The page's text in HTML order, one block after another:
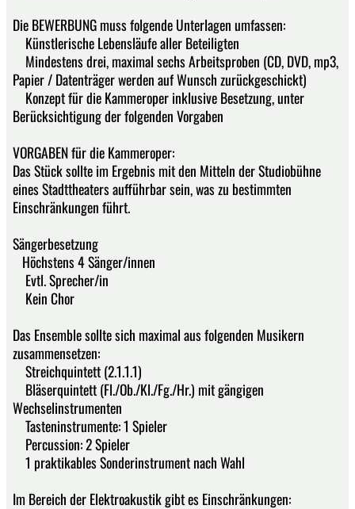
Die BEWERBUNG muss folgende Unterlagen umfassen:
Künstlerische Lebensläufe aller Beteiligten
Mindestens drei, maximal sechs Arbeitsproben (CD, DVD, mp3,
Papier / Datenträger werden auf Wunsch zurückgeschickt)
Konzept für die Kammeroper inklusive Besetzung, unter
Berücksichtigung der folgenden Vorgaben
VORGABEN für die Kammeroper:
Das Stück sollte im Ergebnis mit den Mitteln der Studiobühne
eines Stadttheaters aufführbar sein, was zu bestimmten
Einschränkungen führt.
Sängerbesetzung
Höchstens 4 Sänger/innen
Evtl. Sprecher/in
Kein Chor
Das Ensemble sollte sich maximal aus folgenden Musikern
zusammensetzen:
Streichquintett (2.1.1.1)
Bläserquintett (Fl./Ob./Kl./Fg./Hr.) mit gängigen
Wechselinstrumenten
Tasteninstrumente: 1 Spieler
Percussion: 2 Spieler
1 praktikables Sonderinstrument nach Wahl
Im Bereich der Elektroakustik gibt es Einschränkungen: